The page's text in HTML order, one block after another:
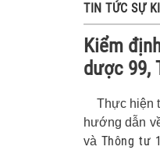
TIN TỨC SỰ
Kiểm
dược 99,
Thực hiện
hướng dẫn
và Thông tư